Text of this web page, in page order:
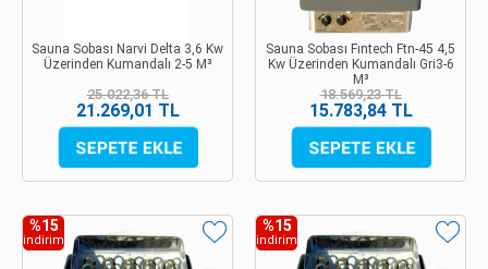
Sauna Sobası Narvi Delta 3,6 Kw
Üzerinden Kumandalı 2-5 M³
25.022,36 TL
21.269,01 TL
Sauna Sobası Fıntech Ftn-45 4,5
Kw Üzerinden Kumandalı Gri3-6
M³
18.569,23 TL
15.783,84 TL
%15
indirim
%15
indirim